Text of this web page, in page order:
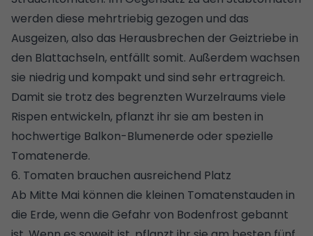
werden diese mehrtriebig gezogen und das
Ausgeizen, also das Herausbrechen der Geiztriebe in
den Blattachseln, entfällt somit. Außerdem wachsen
sie niedrig und kompakt und sind sehr ertragreich.
Damit sie trotz des begrenzten Wurzelraums viele
Rispen entwickeln, pflanzt ihr sie am besten in
hochwertige Balkon-Blumenerde oder spezielle
Tomatenerde.
6. Tomaten brauchen ausreichend Platz
Ab Mitte Mai können die kleinen Tomatenstauden in
die Erde, wenn die Gefahr von Bodenfrost gebannt